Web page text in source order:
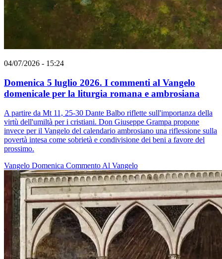
04/07/2026 - 15:24
Domenica 5 luglio 2026. I commenti al Vangelo
domenicale per la liturgia romana e ambrosiana
A partire da Mt 11, 25-30 Dante Balbo riflette sull'importanza della
virtù dell'umiltà per i cristiani. Don Giuseppe Grampa propone
invece per il Vangelo del calendario ambrosiano una riflessione sulla
povertà intesa come sobrietà e condivisione dei beni a favore del
prossimo.
Vangelo Domenica Commento Al Vangelo